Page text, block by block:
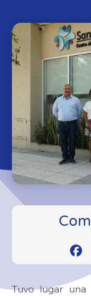
Tuvo lugar